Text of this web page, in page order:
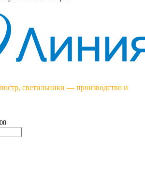
светильники — производство и